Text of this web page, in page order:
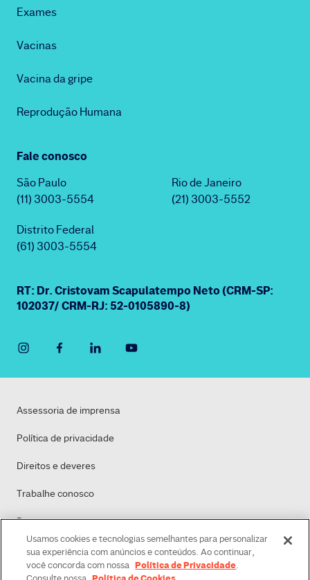
Exames
Vacinas
Vacina da gripe
Reprodução Humana
Fale conosco
São Paulo
(11) 3003-5554
Rio de Janeiro
(21) 3003-5552
Distrito Federal
(61) 3003-5554
RT: Dr. Cristovam Scapulatempo Neto (CRM-SP:
102037/ CRM-RJ: 52-0105890-8)
Assessoria de imprensa
Política de privacidade
Direitos e deveres
Trabalhe conosco
Dasa
Política de Cookies
Usamos cookies e tecnologias semelhantes para personalizar
sua experiência com anúncios e conteúdos. Ao continuar,
você concorda com nossa Política de Privacidade.